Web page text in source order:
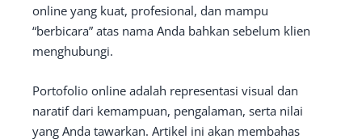
online yang kuat, profesional, dan mampu
“berbicara” atas nama Anda bahkan sebelum klien
menghubungi.
Portofolio online adalah representasi visual dan
naratif dari kemampuan, pengalaman, serta nilai
yang Anda tawarkan. Artikel ini akan membahas